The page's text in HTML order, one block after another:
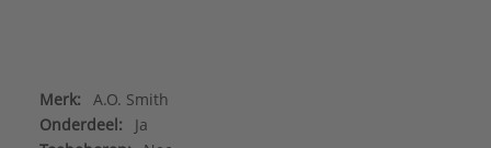
Merk:
A.O. Smith
Onderdeel:
Ja